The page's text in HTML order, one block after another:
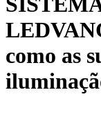
como as